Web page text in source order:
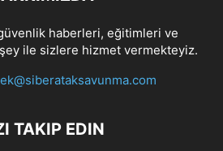
haberleri, eğitimleri ve
ile sizlere hizmet vermekteyiz.
TAKIP EDIN